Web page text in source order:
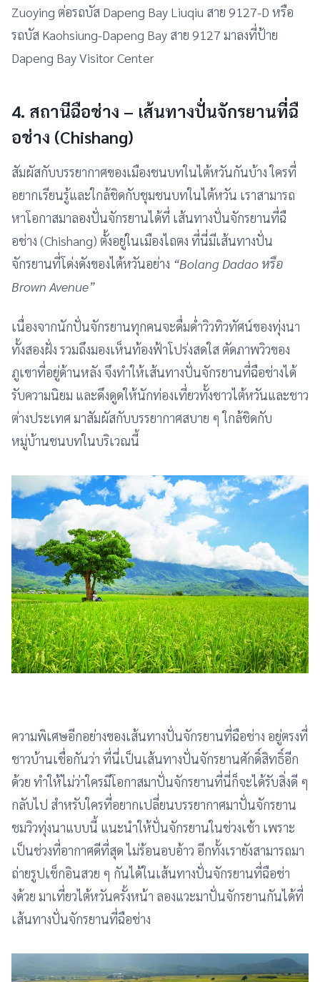
Zuoying ต่อรถบัส Dapeng Bay Liuqiu สาย 9127-D หรือ
รถบัส Kaohsiung-Dapeng Bay สาย 9127 มาลงที่ป้าย
Dapeng Bay Visitor Center
4. สถานีฉือช่าง – เส้นทางปั่นจักรยานที่ฉื
อช่าง (Chishang)
สัมผัสกับบรรยากาศของเมืองชนบทในไต้หวันกันบ้าง ใครที่
อยากเรียนรู้และใกล้ชิดกับชุมชนบทในไต้หวัน เราสามารถ
หาโอกาสมาลองปั่นจักรยานได้ที่ เส้นทางปั่นจักรยานที่ฉื
อช่าง (Chishang) ตั้งอยู่ในเมืองไถตง ที่นี่มีเส้นทางปั่น
จักรยานที่โด่งดังของไต้หวันอย่าง “Bolang Dadao หรือ
Brown Avenue”
เนื่องจากนักปั่นจักรยานทุกคนจะดื่มด่ำวิวทิวทัศน์ของทุ่งนา
ทั้งสองฝั่ง รวมถึงมองเห็นท้องฟ้าโปร่งสดใส ตัดภาพวิวของ
ภูเขาที่อยู่ด้านหลัง จึงทำให้เส้นทางปั่นจักรยานที่ฉือช่างได้
รับความนิยม และดึงดูดให้นักท่องเที่ยวทั้งชาวไต้หวันและชาว
ต่างประเทศ มาสัมผัสกับบรรยากาศสบาย ๆ ใกล้ชิดกับ
หมู่บ้านชนบทในบริเวณนี้
ความพิเศษอีกอย่างของเส้นทางปั่นจักรยานที่ฉือช่าง อยู่ตรงที่
ชาวบ้านเชื่อกันว่า ที่นี่เป็นเส้นทางปั่นจักรยานศักดิ์สิทธิ์อีก
ด้วย ทำให้ไม่ว่าใครมีโอกาสมาปั่นจักรยานที่นี่ก็จะได้รับสิ่งดี ๆ
กลับไป สำหรับใครที่อยากเปลี่ยนบรรยากาศมาปั่นจักรยาน
ชมวิวทุ่งนาแบบนี้ แนะนำให้ปั่นจักรยานในช่วงเช้า เพราะ
เป็นช่วงที่อากาศดีที่สุด ไม่ร้อนอบอ้าว อีกทั้งเรายังสามารถมา
ถ่ายรูปเช็กอินสวย ๆ กันได้ในเส้นทางปั่นจักรยานที่ฉือช่า
งด้วย มาเที่ยวไต้หวันครั้งหน้า ลองแวะมาปั่นจักรยานกันได้ที่
เส้นทางปั่นจักรยานที่ฉือช่าง